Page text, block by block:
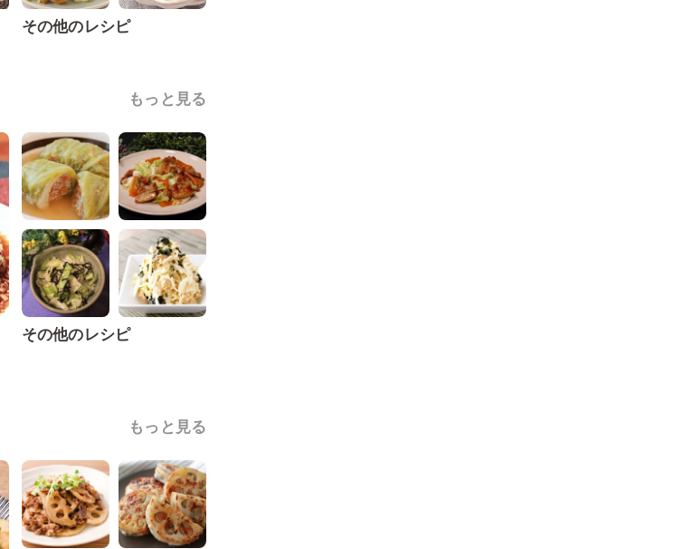
その他のレシピ
もっと見る
その他のレシピ
もっと見る